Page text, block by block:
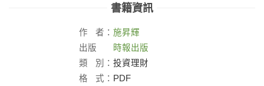
書籍資訊
作 者： 施昇輝
出版
社：
時報出版
類
別： 投資理財
格
式： PDF